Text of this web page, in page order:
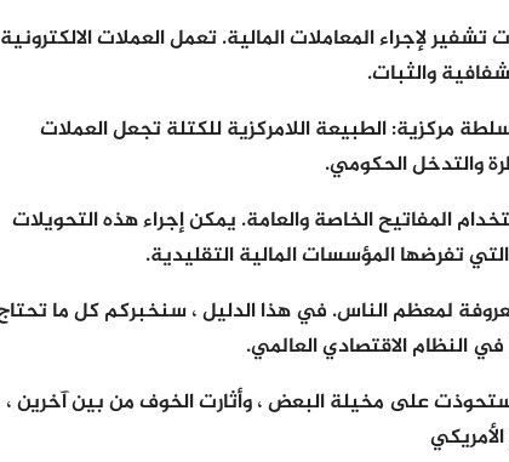
لإجراء المعاملات المالية. تعمل العملات الالكترونية
مركزية: الطبيعة اللامركزية للكتلة تجعل العملات
والتدخل الحكومي.
المفاتيح الخاصة والعامة. يمكن إجراء هذه التحويلات
تفرضها المؤسسات المالية التقليدية.
لمعظم الناس. في هذا الدليل ، سنخبركم كل ما
النظام الاقتصادي العالمي.
استحوذت على مخيلة البعض ، وأثارت الخوف من بين آخرين ،